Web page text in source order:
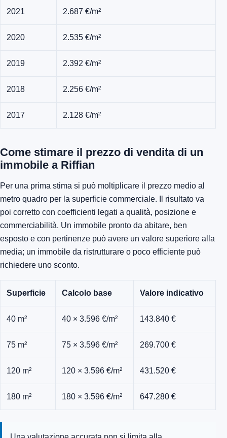
2021 2.687 €/m²
2020 2.535 €/m²
2019 2.392 €/m²
2018 2.256 €/m²
2017 2.128 €/m²
Come stimare il prezzo di vendita di un
immobile a Riffian
Per una prima stima si può moltiplicare il prezzo medio al
metro quadro per la superficie commerciale. Il risultato va
poi corretto con coefficienti legati a qualità, posizione e
commerciabilità. Un immobile pronto da abitare, ben
esposto e con pertinenze può avere un valore superiore alla
media; un immobile da ristrutturare o poco efficiente può
richiedere uno sconto.
Superficie Calcolo base Valore indicativo
40 m² 40 × 3.596 €/m² 143.840 €
75 m² 75 × 3.596 €/m² 269.700 €
120 m² 120 × 3.596 €/m² 431.520 €
180 m² 180 × 3.596 €/m² 647.280 €